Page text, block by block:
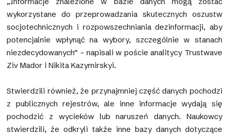
wykorzystane do przeprowadzania skutecznych oszustw
socjotechnicznych i rozpowszechniania dezinformacji, aby
potencjalnie wpłynąć na wybory, szczególnie w stanach
niezdecydowanych” – napisali w poście analitycy Trustwave
Ziv Mador i Nikita Kazymirskyi.
Stwierdzili również, że przynajmniej część danych pochodzi
z publicznych rejestrów, ale inne informacje wydają się
pochodzić z wycieków lub naruszeń danych. Naukowcy
stwierdzili, że odkryli także inne bazy danych dotyczące